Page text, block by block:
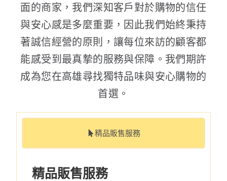
面的商家，我們深知客戶對於購物的信任
與安心感是多麼重要，因此我們始終秉持
著誠信經營的原則，讓每位來訪的顧客都
能感受到最真摯的服務與保障。我們期許
成為您在高雄尋找獨特品味與安心購物的
首選。
精品販售服務
精品販售服務